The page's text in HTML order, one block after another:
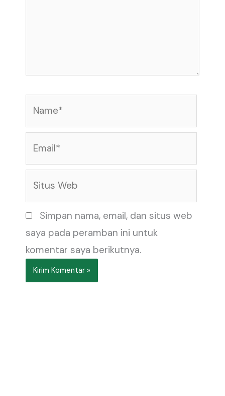
Simpan nama, email, dan situs web
saya pada peramban ini untuk
komentar saya berikutnya.